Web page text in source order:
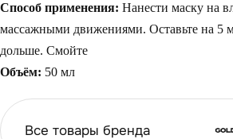
Способ применения: Нанести маску на
массажными движениями. Оставьте на 5
дольше. Смойте
Объём: 50 мл
Все товары бренда